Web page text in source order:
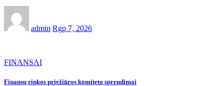
admin Rgp 7, 2026
FINANSAI
Finansų rinkos priežiūros komiteto sprendimai